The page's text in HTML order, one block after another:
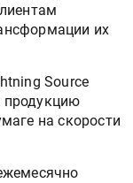
их
Source
продукцию
на скорости